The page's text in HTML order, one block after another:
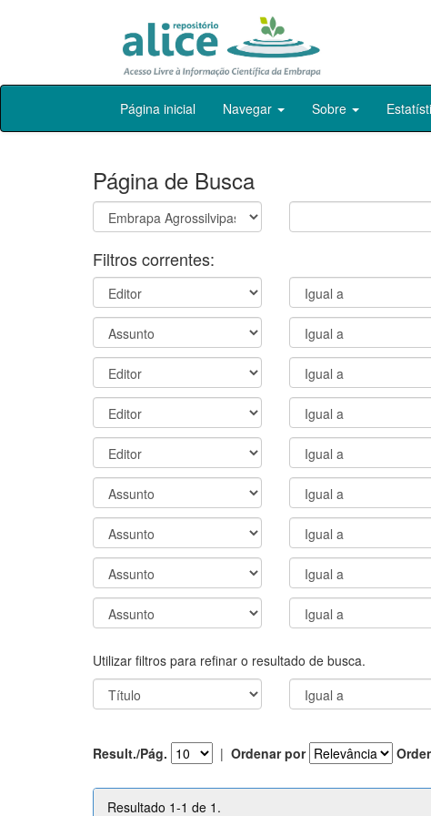
Skip
Página inicial Navegar Sobre
Página de Busca
Filtros correntes:
Utilizar filtros para refinar o resultado de busca.
Result./Pág. | Ordenar por
Resultado 1-1 de 1.